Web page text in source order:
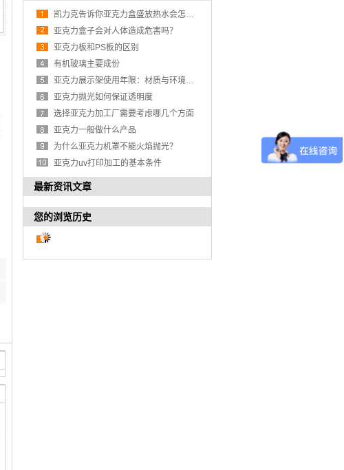
凯力克告诉你亚克力盒盛放热水会怎么样？
亚克力盒子会对人体造成危害吗？
亚克力板和PS板的区别
有机玻璃主要成份
亚克力展示架使用年限：材质与环境的双重影响
亚克力抛光如何保证透明度
选择亚克力加工厂需要考虑哪几个方面
亚克力一般做什么产品
为什么亚克力机罩不能火焰抛光？
亚克力uv打印加工的基本条件
最新资讯文章
您的浏览历史